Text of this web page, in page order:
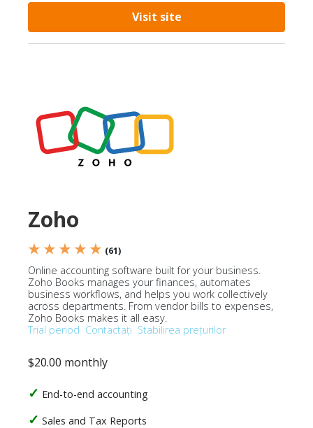
Visit site
Zoho
★ ★ ★ ★ ★ (61)
Online accounting software built for your business.
Zoho Books manages your finances, automates
business workflows, and helps you work collectively
across departments. From vendor bills to expenses,
Zoho Books makes it all easy.
Trial period Contactați Stabilirea prețurilor
$20.00 monthly
End-to-end accounting
Sales and Tax Reports